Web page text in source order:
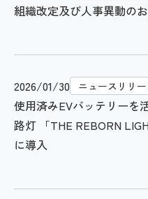
組織改定及び人事異動の
2026/01/30 ニュースリリー
使用済みEVバッテリーを
路灯 「THE REBORN
に導入